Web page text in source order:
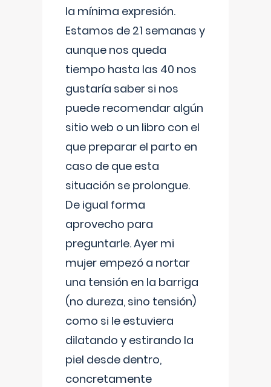
la mínima expresión.
Estamos de 21 semanas y
aunque nos queda
tiempo hasta las 40 nos
gustaría saber si nos
puede recomendar algún
sitio web o un libro con el
que preparar el parto en
caso de que esta
situación se prolongue.
De igual forma
aprovecho para
preguntarle. Ayer mi
mujer empezó a nortar
una tensión en la barriga
(no dureza, sino tensión)
como si le estuviera
dilatando y estirando la
piel desde dentro,
concretamente